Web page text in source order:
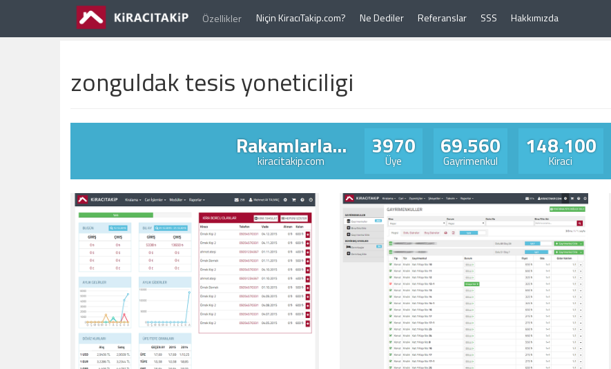
Özellikler Niçin KiracıTakip.com? Ne Dediler Referanslar SSS Hakkımızda
zonguldak tesis yoneticiligi
Rakamlarla...
kiracitakip.com
3970
Üye
69.560
Gayrimenkul
148.100
Kiraci